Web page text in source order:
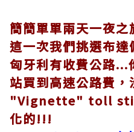
簡簡單單兩天一夜
這一次我們挑選布達
匈牙利有收費公路...
站買到高速公路費，
"Vignette" toll
化的!!!